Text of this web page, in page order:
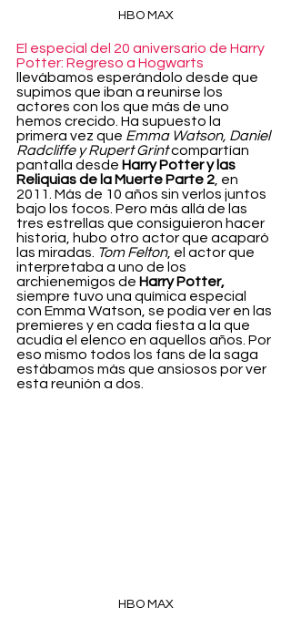
HBO MAX
El especial del 20 aniversario de Harry
Potter: Regreso a Hogwarts
llevábamos esperándolo desde que
supimos que iban a reunirse los
actores con los que más de uno
hemos crecido. Ha supuesto la
primera vez que Emma Watson, Daniel
Radcliffe y Rupert Grint compartían
pantalla desde Harry Potter y las
Reliquias de la Muerte Parte 2, en
2011. Más de 10 años sin verlos juntos
bajo los focos. Pero más allá de las
tres estrellas que consiguieron hacer
historia, hubo otro actor que acaparó
las miradas. Tom Felton, el actor que
interpretaba a uno de los
archienemigos de Harry Potter,
siempre tuvo una química especial
con Emma Watson, se podía ver en las
premieres y en cada fiesta a la que
acudía el elenco en aquellos años. Por
eso mismo todos los fans de la saga
estábamos más que ansiosos por ver
esta reunión a dos.
HBO MAX